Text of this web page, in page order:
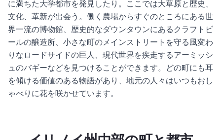
に満ちた大学都市を発見したり。ここでは大草原と歴史、
文化、革新が出会う。働く農場からすぐのところにある世
界一流の博物館、歴史的なダウンタウンにあるクラフトビ
ールの醸造所、小さな町のメインストリートを守る風変わ
りなロードサイドの巨人、現代世界を疾走するアーミッシ
ュのバギーなどを見つけることができます。どの町にも耳
を傾ける価値のある物語があり、地元の人々はいつもおし
ゃべりに花を咲かせています。